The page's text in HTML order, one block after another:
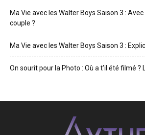
Ma Vie avec les Walter Boys Saison 3 :
couple ?
Ma Vie avec les Walter Boys Saison 3 :
On sourit pour la Photo : Où a t’il été filmé ?